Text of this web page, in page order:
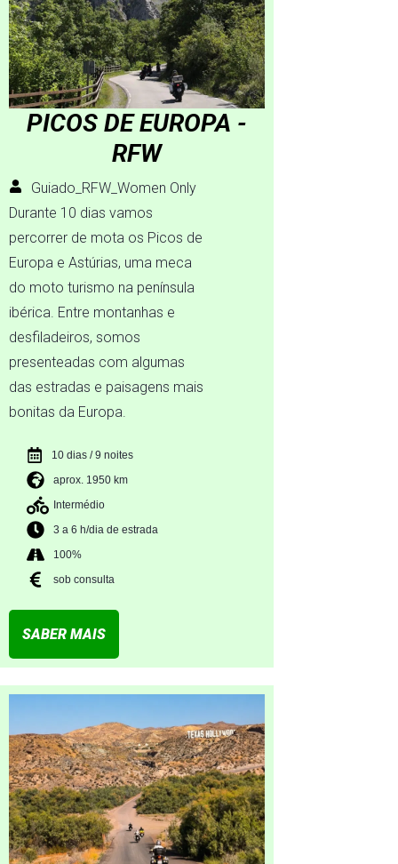
PICOS DE EUROPA -
RFW
Guiado_RFW_Women Only
Durante 10 dias vamos
percorrer de mota os Picos de
Europa e Astúrias, uma meca
do moto turismo na península
ibérica. Entre montanhas e
desfiladeiros, somos
presenteadas com algumas
das estradas e paisagens mais
bonitas da Europa.
10 dias / 9 noites
aprox. 1950 km
Intermédio
3 a 6 h/dia de estrada
100%
sob consulta
SABER MAIS